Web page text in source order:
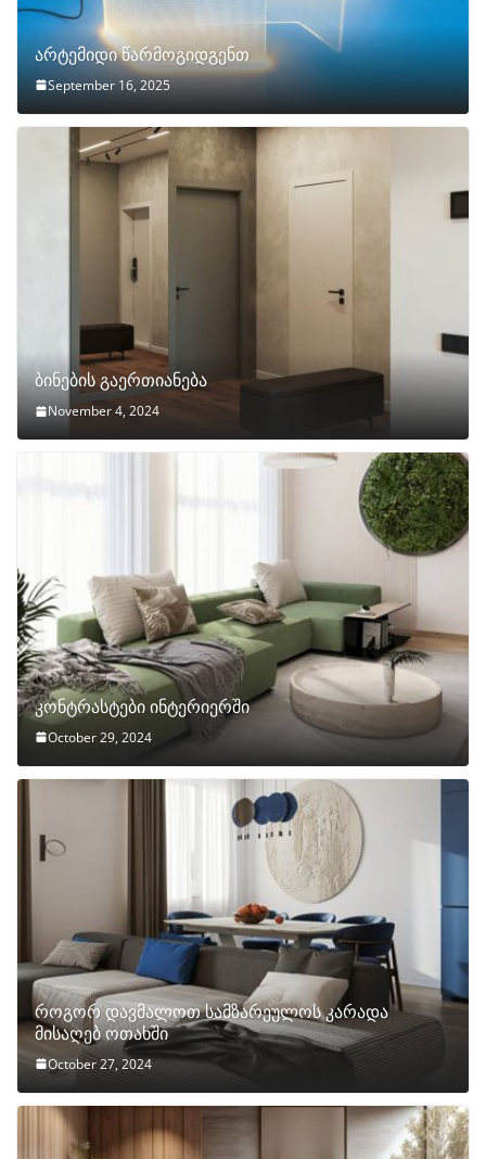
არტემიდი წარმოგიდგენთ
September 16, 2025
ბინების გაერთიანება
November 4, 2024
კონტრასტები ინტერიერში
October 29, 2024
როგორ დავმალოთ სამზარეულოს კარადა
მისაღებ ოთახში
October 27, 2024